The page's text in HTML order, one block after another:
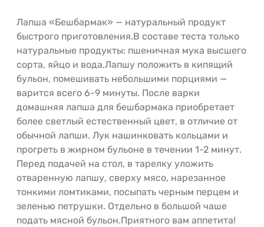
Лапша «Бешбармак» — натуральный продукт
быстрого приготовления.В составе теста только
натуральные продукты: пшеничная мука высшего
сорта, яйцо и вода.Лапшу положить в кипящий
бульон, помешивать небольшими порциями —
варится всего 6-9 минуты. После варки
домашняя лапша для бешбармака приобретает
более светлый естественный цвет, в отличие от
обычной лапши. Лук нашинковать кольцами и
прогреть в жирном бульоне в течении 1-2 минут.
Перед подачей на стол, в тарелку уложить
отваренную лапшу, сверху мясо, нарезанное
тонкими ломтиками, посыпать черным перцем и
зеленью петрушки. Отдельно в большой чаше
подать мясной бульон.Приятного вам аппетита!